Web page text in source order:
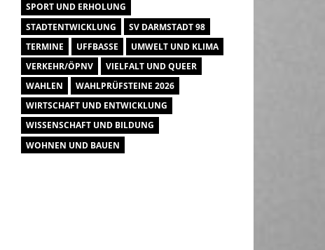
SPORT UND ERHOLUNG
STADTENTWICKLUNG
SV DARMSTADT 98
TERMINE
UFFBASSE
UMWELT UND KLIMA
VERKEHR/ÖPNV
VIELFALT UND QUEER
WAHLEN
WAHLPRÜFSTEINE 2026
WIRTSCHAFT UND ENTWICKLUNG
WISSENSCHAFT UND BILDUNG
WOHNEN UND BAUEN